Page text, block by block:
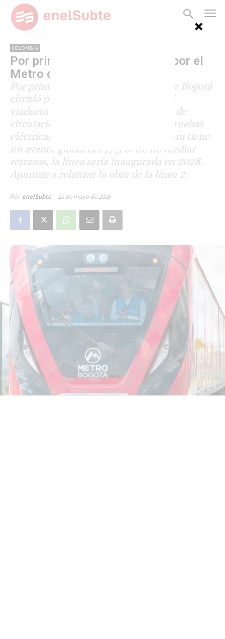
COLOMBIA
Por primera vez, un tren rodó por el
Metro de Bogotá
Por primera vez, un tren del Metro de Bogotá
circuló por sus propios medios por el
viaducto de la futura línea 1. Se trata de
circulaciones piloto en el marco de pruebas
eléctricas del material rodante. La obra tiene
un avance global del 77,5%. De no mediar
retrasos, la línea sería inaugurada en 2028.
Apuntan a relanzar la obra de la línea 2.
Por enelSubte 29 de mayo de 2026